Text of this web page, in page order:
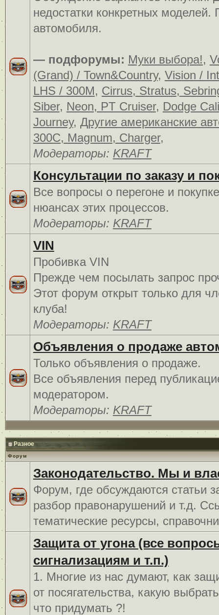
недостатки конкретных
автомобиля.
— подфорумы: Муки выбора!,
(Grand) / Town&Country, Vision /
LHS / 300M, Cirrus, Stratus,
Siber, Neon, PT Cruiser, Dodge
Journey, Другие американские
300C, Magnum, Charger,
Модераторы: KRAFT
Консультации по заказу и
Все вопросы о перегоне и
нюансах этих процессов.
Модераторы: KRAFT
VIN
Пробивка VIN
Прежде чем посылать запрос
Этот форум открыт только для
клуба!
Модераторы: KRAFT
Объявления о продаже
Только объявления о продаже.
Все объявления перед
модератором.
Модераторы: KRAFT
Разное
Форум
Законодательство. Мы и
Форум, где обсуждаются статьи
разбор правонарушений и т.д.
тематические ресурсы,
Защита от угона (все
сигнализациям и т.п.)
1. Многие из нас думают, как
от посягательства, какую
что придумать ?!